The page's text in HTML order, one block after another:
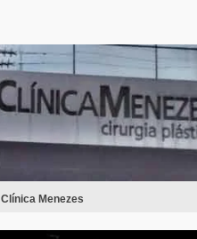
Clínica Menezes